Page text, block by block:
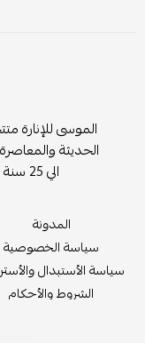
الموسى للإنارة
الحديثة
الي 25 سنة والشحن السريع وأمان التوصيل
المدونة
سياسة الخصوصية
سياسة الأستبدال
الشروط والأحكام